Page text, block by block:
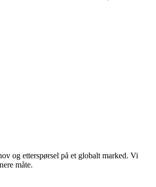
og etterspørsel på et globalt marked. Vi
måte.